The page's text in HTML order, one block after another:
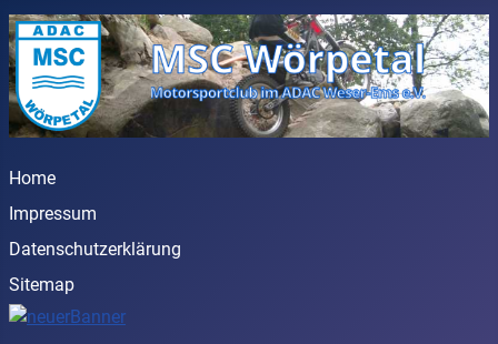
Home
Impressum
Datenschutzerklärung
Sitemap